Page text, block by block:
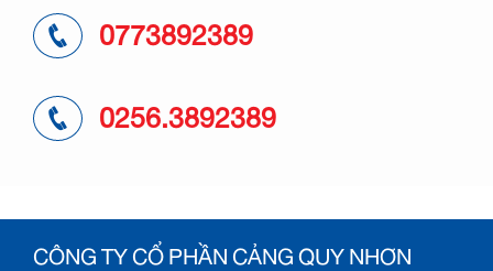
0773892389
0256.3892389
CÔNG TY CỔ PHẦN CẢNG QUY NHƠN